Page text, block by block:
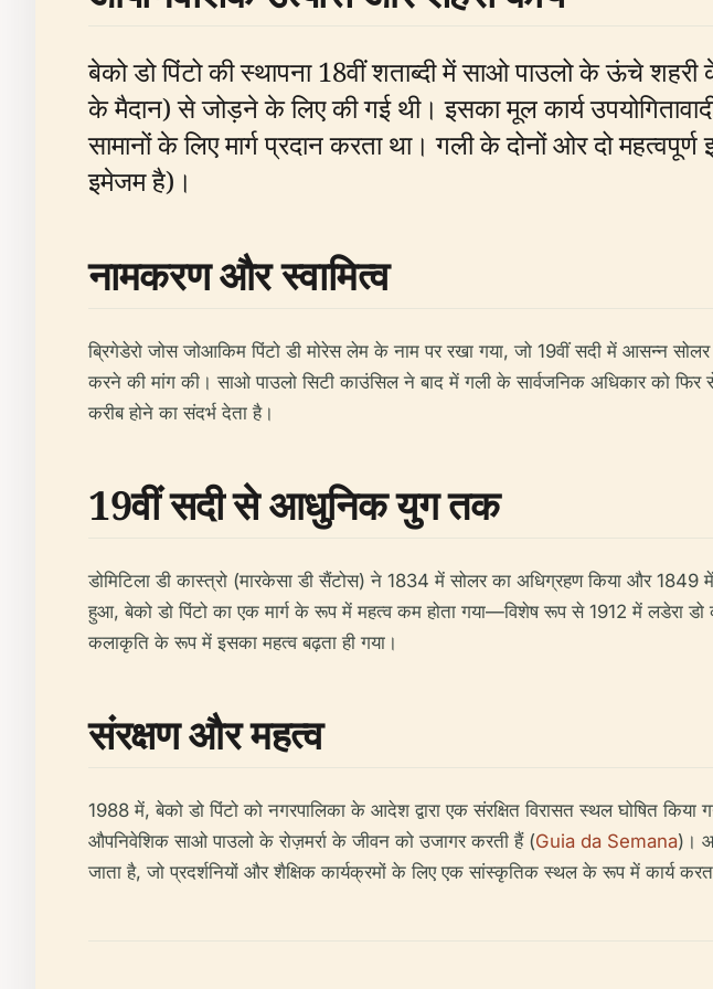
बेको डो पिंटो की स्थापना 18वीं शताब्दी में साओ पाउलो के ऊंचे
के मैदान) से जोड़ने के लिए की गई थी। इसका मूल कार्य
सामानों के लिए मार्ग प्रदान करता था। गली के दोनों ओर दो
इमेजम है)।
नामकरण और स्वामित्व
ब्रिगेडेरो जोस जोआकिम पिंटो डी मोरेस लेम के नाम पर रखा गया, जो 19वीं सदी में आसन्न
करने की मांग की। साओ पाउलो सिटी काउंसिल ने बाद में गली के सार्वजनिक अधिकार को फिर
करीब होने का संदर्भ देता है।
19वीं सदी से आधुनिक युग तक
डोमिटिला डी कास्त्रो (मारकेसा डी सैंटोस) ने 1834 में सोलर का अधिग्रहण किया और
हुआ, बेको डो पिंटो का एक मार्ग के रूप में महत्व कम होता गया—विशेष रूप से 1912 में लडेरा
कलाकृति के रूप में इसका महत्व बढ़ता ही गया।
संरक्षण और महत्व
1988 में, बेको डो पिंटो को नगरपालिका के आदेश द्वारा एक संरक्षित विरासत स्थल घोषित
औपनिवेशिक साओ पाउलो के रोज़मर्रा के जीवन को उजागर करती हैं (Guia da Semana)।
जाता है, जो प्रदर्शनियों और शैक्षिक कार्यक्रमों के लिए एक सांस्कृतिक स्थल के रूप में कार्य